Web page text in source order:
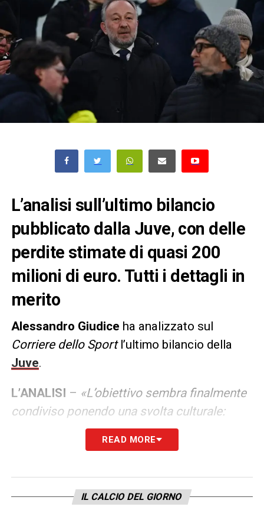
L’analisi sull’ultimo bilancio
pubblicato dalla Juve, con delle
perdite stimate di quasi 200
milioni di euro. Tutti i dettagli in
merito
Alessandro Giudice ha analizzato sul
Corriere dello Sportl’ultimo bilancio della
Juve.
L’ANALISI – «L’obiettivo sembra finalmente
condiviso ponendo una svolta culturale:
‘l’unica cosa che conta’ non sarà vincere ma
pareggiare i conti. L’obiettivo minimo, come
Champions. Tutto il di più sarà motivo di
READ MORE
IL CALCIO DEL GIORNO